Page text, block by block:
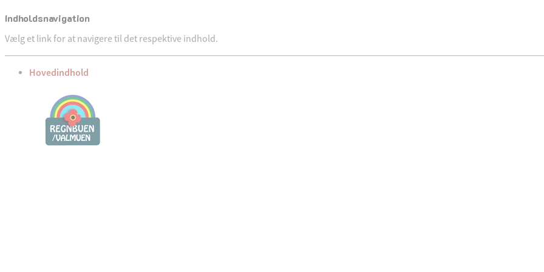
Indholdsnavigation
Vælg et link for at navigere til det respektive indhold.
gå til
Hovedindhold